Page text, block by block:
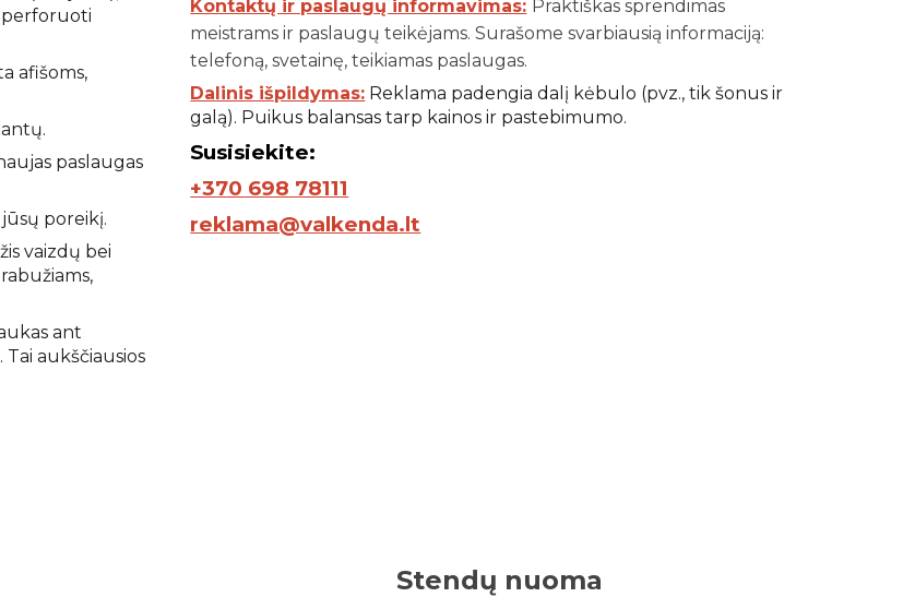
perforuoti
afišoms,
paslaugas
poreikį.
vaizdų bei
ant
aukščiausios
Kontaktų ir paslaugų informavimas: Praktiškas sprendimas
meistrams ir paslaugų teikėjams. Surašome svarbiausią informaciją:
telefoną, svetainę, teikiamas paslaugas.
Dalinis išpildymas: Reklama padengia dalį kėbulo (pvz., tik šonus ir
galą). Puikus balansas tarp kainos ir pastebimumo.
Susisiekite:
+370 698 78111
reklama@valkenda.lt
Stendų nuoma